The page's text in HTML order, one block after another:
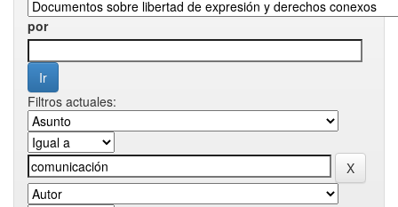
por
Filtros actuales: